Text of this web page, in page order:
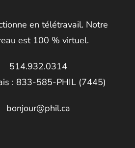
en télétravail. Notre
est 100 % virtuel.
514.932.0314
: 833-585-PHIL (7445)
bonjour@phil.ca